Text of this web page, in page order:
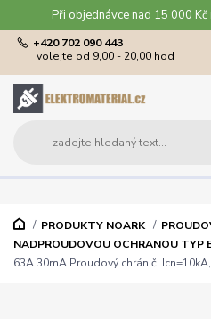
Při objednávce nad 15 000
+420 702 090 443
volejte od 9,00 - 20,00 hod
PRODUKTY NOARK
NADPROUDOVOU OCHRANOU TYP
63A 30mA Proudový chránič,